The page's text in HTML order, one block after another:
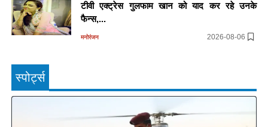
टीवी एक्ट्रेस गुलफाम खान को याद कर रहे उनके
फैन्स,...
मनोरंजन 2026-08-06
स्पोर्ट्स